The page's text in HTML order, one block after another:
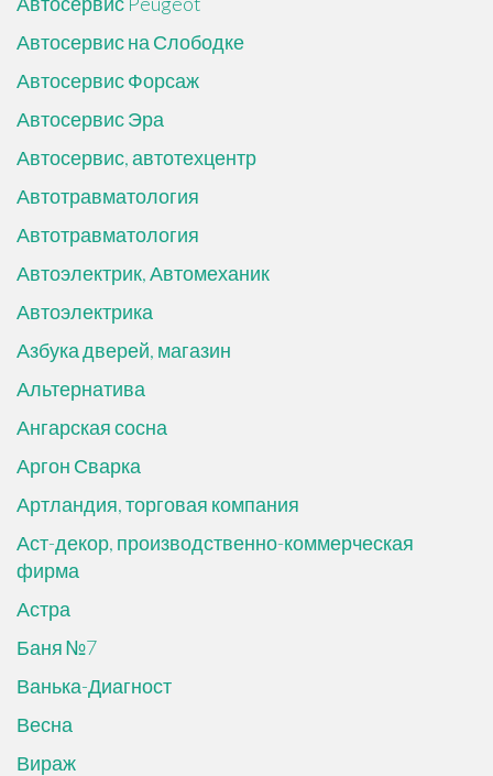
Автосервис на Слободке
Автосервис Форсаж
Автосервис Эра
Автосервис, автотехцентр
Автотравматология
Автотравматология
Автоэлектрик, Автомеханик
Автоэлектрика
Азбука дверей, магазин
Альтернатива
Ангарская сосна
Аргон Сварка
Артландия, торговая компания
Аст-декор, производственно-коммерческая
фирма
Астра
Баня №7
Ванька-Диагност
Весна
Вираж